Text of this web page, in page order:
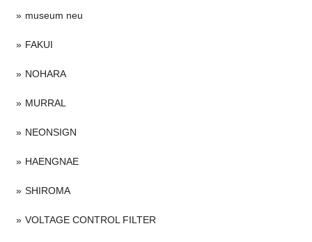
museum neu
FAKUI
NOHARA
MURRAL
NEONSIGN
HAENGNAE
SHIROMA
VOLTAGE CONTROL FILTER